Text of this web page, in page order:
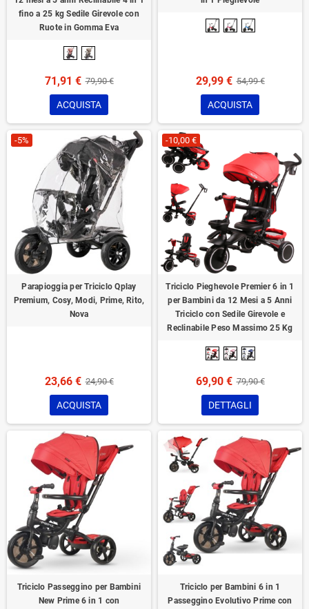
questo: un ventaglio di valide, diversificate e ampie soluzioni tra cui
scegliere, per trovare la soluzione che risponda perfettamente a qualsiasi
questo articolo.
trova il prossimo mezzo di trasporto del tuo bambino!
fino a 25 kg Sedile Girevole con
Ruote in Gomma Eva
71,91 € 79,90 €
ACQUISTA
29,99 € 54,99 €
ACQUISTA
-5%
Parapioggia per Triciclo Qplay
Premium, Cosy, Modi, Prime, Rito,
Nova
23,66 € 24,90 €
ACQUISTA
-10,00 €
Triciclo Pieghevole Premier 6 in 1
per Bambini da 12 Mesi a 5 Anni
Triciclo con Sedile Girevole e
Reclinabile Peso Massimo 25 Kg
69,90 € 79,90 €
DETTAGLI
Triciclo Passeggino per Bambini
New Prime 6 in 1 con
Triciclo per Bambini 6 in 1
Passeggino Evolutivo Prime con